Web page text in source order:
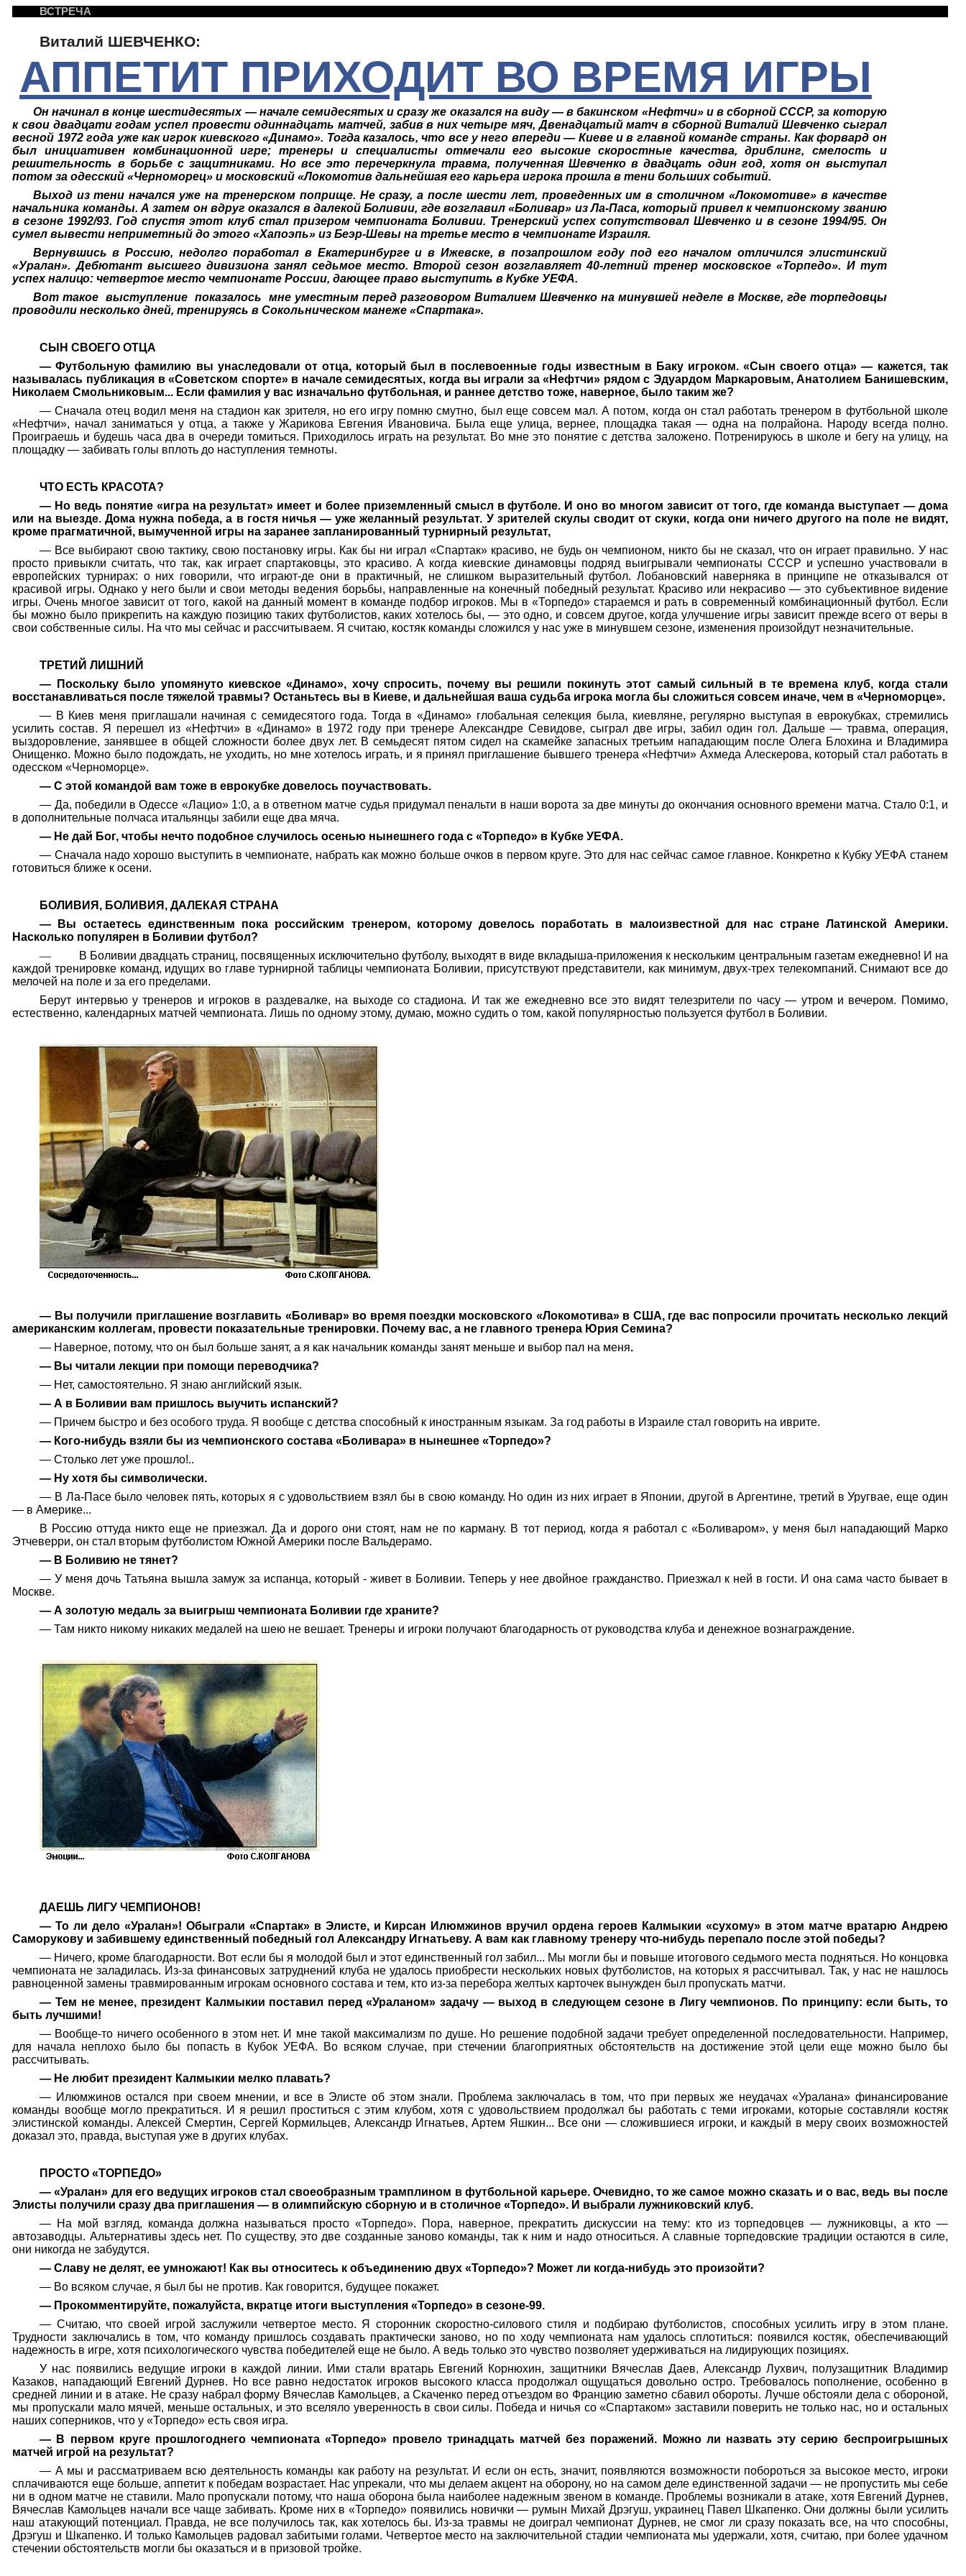
ВСТРЕЧА
Виталий ШЕВЧЕНКО:
АППЕТИТ ПРИХОДИТ ВО ВРЕМЯ ИГРЫ
Он начинал в конце шестидесятых — начале семидесятых и сразу же оказался на виду — в бакинском «Нефтчи» и в сборной СССР, за которую
к свои двадцати годам успел провести одиннадцать матчей, забив в них четыре мяч, Двенадцатый матч в сборной Виталий Шевченко сыграл
весной 1972 года уже как игрок киевского «Динамо». Тогда казалось, что все у него впереди — Киеве и в главной команде страны. Как форвард он
был инициативен комбинационной игре; тренеры и специалисты отмечали его высокие скоростные качества, дриблинг, смелость и
решительность в борьбе с защитниками. Но все это перечеркнула травма, полученная Шевченко в двадцать один год, хотя он выступал
потом за одесский «Черноморец» и московский «Локомотив дальнейшая его карьера игрока прошла в тени больших событий.
Выход из тени начался уже на тренерском поприще. Не сразу, а после шести лет, проведенных им в столичном «Локомотиве» в качестве
начальника команды. А затем он вдруг оказался в далекой Боливии, где возглавил «Боливар» из Ла-Паса, который привел к чемпионскому званию
в сезоне 1992/93. Год спустя этот клуб стал призером чемпионата Боливии. Тренерский успех сопутствовал Шевченко и в сезоне 1994/95. Он
сумел вывести неприметный до этого «Хапоэпь» из Беэр-Шевы на третье место в чемпионате Израиля.
Вернувшись в Россию, недолго поработал в Екатеринбурге и в Ижевске, в позапрошлом году под его началом отличился элистинский
«Уралан». Дебютант высшего дивизиона занял седьмое место. Второй сезон возглавляет 40-летний тренер московское «Торпедо». И тут
успех налицо: четвертое место чемпионате России, дающее право выступить в Кубке УЕФА.
Вот такое выступление показалось
мне уместным перед разговором Виталием Шевченко на минувшей неделе в Москве, где торпедовцы
проводили несколько дней, тренируясь в Сокольническом манеже «Спартака».
СЫН СВОЕГО ОТЦА
— Футбольную фамилию вы унаследовали от отца, который был в послевоенные годы известным в Баку игроком. «Сын своего отца» — кажется, так
называлась публикация в «Советском спорте» в начале семидесятых, когда вы играли за «Нефтчи» рядом с Эдуардом Маркаровым, Анатолием Банишевским,
Николаем Смольниковым... Если фамилия у вас изначально футбольная, и раннее детство тоже, наверное, было таким же?
— Сначала отец водил меня на стадион как зрителя, но его игру помню смутно, был еще совсем мал. А потом, когда он стал работать тренером в футбольной школе
«Нефтчи», начал заниматься у отца, а также у Жарикова Евгения Ивановича. Была еще улица, вернее, площадка такая — одна на полрайона. Народу всегда полно.
Проиграешь и будешь часа два в очереди томиться. Приходилось играть на результат. Во мне это понятие с детства заложено. Потренируюсь в школе и бегу на улицу, на
площадку — забивать голы вплоть до наступления темноты.
ЧТО ЕСТЬ КРАСОТА?
— Но ведь понятие «игра на результат» имеет и более приземленный смысл в футболе. И оно во многом зависит от того, где команда выступает — дома
или на выезде. Дома нужна победа, а в гостя ничья — уже желанный результат. У зрителей скулы сводит от скуки, когда они ничего другого на поле не видят,
кроме прагматичной, вымученной игры на заранее запланированный турнирный результат,
— Все выбирают свою тактику, свою постановку игры. Как бы ни играл «Спартак» красиво, не будь он чемпионом, никто бы не сказал, что он играет правильно. У нас
просто привыкли считать, что так, как играет спартаковцы, это красиво. А когда киевские динамовцы подряд выигрывали чемпионаты СССР и успешно участвовали в
европейских турнирах: о них говорили, что играют-де они в практичный, не слишком выразительный футбол. Лобановский наверняка в принципе не отказывался от
красивой игры. Однако у него были и свои методы ведения борьбы, направленные на конечный победный результат. Красиво или некрасиво — это субъективное видение
игры. Очень многое зависит от того, какой на данный момент в команде подбор игроков. Мы в «Торпедо» стараемся и рать в современный комбинационный футбол. Если
бы можно было прикрепить на каждую позицию таких футболистов, каких хотелось бы, — это одно, и совсем другое, когда улучшение игры зависит прежде всего от веры в
свои собственные силы. На что мы сейчас и рассчитываем. Я считаю, костяк команды сложился у нас уже в минувшем сезоне, изменения произойдут незначительные.
ТРЕТИЙ ЛИШНИЙ
— Поскольку было упомянуто киевское «Динамо», хочу спросить, почему вы решили покинуть этот самый сильный в те времена клуб, когда стали
восстанавливаться после тяжелой травмы? Останьтесь вы в Киеве, и дальнейшая ваша судьба игрока могла бы сложиться совсем иначе, чем в «Черноморце».
— В Киев меня приглашали начиная с семидесятого года. Тогда в «Динамо» глобальная селекция была, киевляне, регулярно выступая в еврокубках, стремились
усилить состав. Я перешел из «Нефтчи» в «Динамо» в 1972 году при тренере Александре Севидове, сыграл две игры, забил один гол. Дальше — травма, операция,
выздоровление, занявшее в общей сложности более двух лет. В семьдесят пятом сидел на скамейке запасных третьим нападающим после Олега Блохина и Владимира
Онищенко. Можно было подождать, не уходить, но мне хотелось играть, и я принял приглашение бывшего тренера «Нефтчи» Ахмеда Алескерова, который стал работать в
одесском «Черноморце».
—С этой командой вам тоже в еврокубке довелось поучаствовать.
— Да, победили в Одессе «Лацио» 1:0, а в ответном матче судья придумал пенальти в наши ворота за две минуты до окончания основного времени матча. Стало 0:1, и
в дополнительные полчаса итальянцы забили еще два мяча.
— Не дай Бог, чтобы нечто подобное случилось осенью нынешнего года с «Торпедо» в Кубке УЕФА.
— Сначала надо хорошо выступить в чемпионате, набрать как можно больше очков в первом круге. Это для нас сейчас самое главное. Конкретно к Кубку УЕФА станем
готовиться ближе к осени.
БОЛИВИЯ, БОЛИВИЯ, ДАЛЕКАЯ СТРАНА
— Вы остаетесь единственным пока российским тренером, которому довелось поработать в малоизвестной для нас стране Латинской Америки.
Насколько популярен в Боливии футбол?
—
В Боливии двадцать страниц, посвященных исключительно футболу, выходят в виде вкладыша-приложения к нескольким центральным газетам ежедневно! И на
каждой тренировке команд, идущих во главе турнирной таблицы чемпионата Боливии, присутствуют представители, как минимум, двух-трех телекомпаний. Снимают все до
мелочей на поле и за его пределами.
Берут интервью у тренеров и игроков в раздевалке, на выходе со стадиона. И так же ежедневно все это видят телезрители по часу — утром и вечером. Помимо,
естественно, календарных матчей чемпионата. Лишь по одному этому, думаю, можно судить о том, какой популярностью пользуется футбол в Боливии.
— Вы получили приглашение возглавить «Боливар» во время поездки московского «Локомотива» в США, где вас попросили прочитать несколько лекций
американским коллегам, провести показательные тренировки. Почему вас, а не главного тренера Юрия Семина?
— Наверное, потому, что он был больше занят, а я как начальник команды занят меньше и выбор пал на меня.
— Вы читали лекции при помощи переводчика?
— Нет, самостоятельно. Я знаю английский язык.
— А в Боливии вам пришлось выучить испанский?
— Причем быстро и без особого труда. Я вообще с детства способный к иностранным языкам. За год работы в Израиле стал говорить на иврите.
— Кого-нибудь взяли бы из чемпионского состава «Боливара» в нынешнее «Торпедо»?
— Столько лет уже прошло!..
— Ну хотя бы символически.
— В Ла-Пасе было человек пять, которых я с удовольствием взял бы в свою команду. Но один из них играет в Японии, другой в Аргентине, третий в Уругвае, еще один
— в Америке...
В Россию оттуда никто еще не приезжал. Да и дорого они стоят, нам не по карману. В тот период, когда я работал с «Боливаром», у меня был нападающий Марко
Этчеверри, он стал вторым футболистом Южной Америки после Вальдерамо.
— В Боливию не тянет?
— У меня дочь Татьяна вышла замуж за испанца, который - живет в Боливии. Теперь у нее двойное гражданство. Приезжал к ней в гости. И она сама часто бывает в
Москве.
— А золотую медаль за выигрыш чемпионата Боливии где храните?
— Там никто никому никаких медалей на шею не вешает. Тренеры и игроки получают благодарность от руководства клуба и денежное вознаграждение.
ДАЕШЬ ЛИГУ ЧЕМПИОНОВ!
— То ли дело «Уралан»! Обыграли «Спартак» в Элисте, и Кирсан Илюмжинов вручил ордена героев Калмыкии «сухому» в этом матче вратарю Андрею
Саморукову и забившему единственный победный гол Александру Игнатьеву. А вам как главному тренеру что-нибудь перепало после этой победы?
— Ничего, кроме благодарности. Вот если бы я молодой был и этот единственный гол забил... Мы могли бы и повыше итогового седьмого места подняться. Но концовка
чемпионата не заладилась. Из-за финансовых затруднений клуба не удалось приобрести нескольких новых футболистов, на которых я рассчитывал. Так, у нас не нашлось
равноценной замены травмированным игрокам основного состава и тем, кто из-за перебора желтых карточек вынужден был пропускать матчи.
— Тем не менее, президент Калмыкии поставил перед «Ураланом» задачу — выход в следующем сезоне в Лигу чемпионов. По принципу: если быть, то
быть лучшими!
— Вообще-то ничего особенного в этом нет. И мне такой максимализм по душе. Но решение подобной задачи требует определенной последовательности. Например,
для начала неплохо было бы попасть в Кубок УЕФА. Во всяком случае, при стечении благоприятных обстоятельств на достижение этой цели еще можно было бы
рассчитывать.
— Не любит президент Калмыкии мелко плавать?
— Илюмжинов остался при своем мнении, и все в Элисте об этом знали. Проблема заключалась в том, что при первых же неудачах «Уралана» финансирование
команды вообще могло прекратиться. И я решил проститься с этим клубом, хотя с удовольствием продолжал бы работать с теми игроками, которые составляли костяк
элистинской команды. Алексей Смертин, Сергей Кормильцев, Александр Игнатьев, Артем Яшкин... Все они — сложившиеся игроки, и каждый в меру своих возможностей
доказал это, правда, выступая уже в других клубах.
ПРОСТО «ТОРПЕДО»
— «Уралан» для его ведущих игроков стал своеобразным трамплином в футбольной карьере. Очевидно, то же самое можно сказать и о вас, ведь вы после
Элисты получили сразу два приглашения — в олимпийскую сборную и в столичное «Торпедо». И выбрали лужниковский клуб.
— На мой взгляд, команда должна называться просто «Торпедо». Пора, наверное, прекратить дискуссии на тему: кто из торпедовцев — лужниковцы, а кто —
автозаводцы. Альтернативы здесь нет. По существу, это две созданные заново команды, так к ним и надо относиться. А славные торпедовские традиции остаются в силе,
они никогда не забудутся.
— Славу не делят, ее умножают! Как вы относитесь к объединению двух «Торпедо»? Может ли когда-нибудь это произойти?
— Во всяком случае, я был бы не против. Как говорится, будущее покажет.
— Прокомментируйте, пожалуйста, вкратце итоги выступления «Торпедо» в сезоне-99.
— Считаю, что своей игрой заслужили четвертое место. Я сторонник скоростно-силового стиля и подбираю футболистов, способных усилить игру в этом плане.
Трудности заключались в том, что команду пришлось создавать практически заново, но по ходу чемпионата нам удалось сплотиться: появился костяк, обеспечивающий
надежность в игре, хотя психологического чувства победителей еще не было. А ведь только это чувство позволяет удерживаться на лидирующих позициях.
У нас появились ведущие игроки в каждой линии. Ими стали вратарь Евгений Корнюхин, защитники Вячеслав Даев, Александр Лухвич, полузащитник Владимир
Казаков, нападающий Евгений Дурнев. Но все равно недостаток игроков высокого класса продолжал ощущаться довольно остро. Требовалось пополнение, особенно в
средней линии и в атаке. Не сразу набрал форму Вячеслав Камольцев, а Скаченко перед отъездом во Францию заметно сбавил обороты. Лучше обстояли дела с обороной,
мы пропускали мало мячей, меньше остальных, и это вселяло уверенность в свои силы. Победа и ничья со «Спартаком» заставили поверить не только нас, но и остальных
наших соперников, что у «Торпедо» есть своя игра.
— В первом круге прошлогоднего чемпионата «Торпедо» провело тринадцать матчей без поражений. Можно ли назвать эту серию беспроигрышных
матчей игрой на результат?
— А мы и рассматриваем всю деятельность команды как работу на результат. И если он есть, значит, появляются возможности побороться за высокое место, игроки
сплачиваются еще больше, аппетит к победам возрастает. Нас упрекали, что мы делаем акцент на оборону, но на самом деле единственной задачи — не пропустить мы себе
ни в одном матче не ставили. Мало пропускали потому, что наша оборона была наиболее надежным звеном в команде. Проблемы возникали в атаке, хотя Евгений Дурнев,
Вячеслав Камольцев начали все чаще забивать. Кроме них в «Торпедо» появились новички — румын Михай Дрэгуш, украинец Павел Шкапенко. Они должны были усилить
наш атакующий потенциал. Правда, не все получилось так, как хотелось бы. Из-за травмы не доиграл чемпионат Дурнев, не смог ли сразу показать все, на что способны,
Дрэгуш и Шкапенко. И только Камольцев радовал забитыми голами. Четвертое место на заключительной стадии чемпионата мы удержали, хотя, считаю, при более удачном
стечении обстоятельств могли бы оказаться и в призовой тройке.